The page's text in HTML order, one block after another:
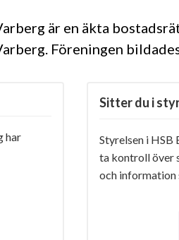
är en äkta
Föreningen
har
Sitter du i
Styrelsen i HSB
ta kontroll över
och